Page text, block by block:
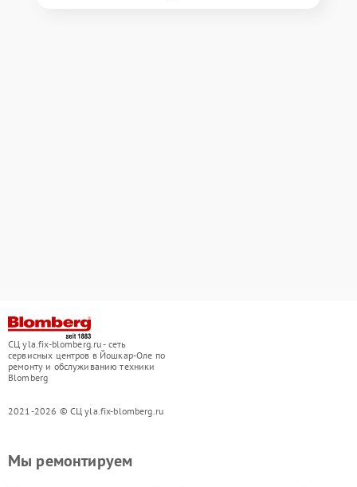
СЦ yla.fix-blomberg.ru - сеть
сервисных центров в Йошкар-Оле по
ремонту и обслуживанию техники
Blomberg
2021-2026 © СЦ yla.fix-blomberg.ru
Мы ремонтируем